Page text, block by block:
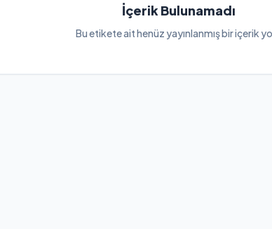
İçerik Bulunamadı
Bu etikete ait henüz yayınlanmış bir içerik